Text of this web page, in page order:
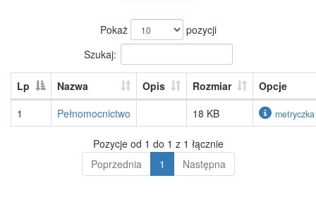
Pokaż
pozycji
Szukaj:
Lp Nazwa Opis Rozmiar
Opcje
1
Pełnomocnictwo 18 KB metryczka
Pozycje od 1 do 1 z 1 łącznie
Poprzednia
1 Następna